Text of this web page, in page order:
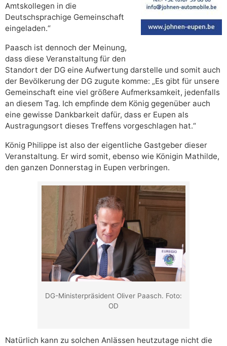
Amtskollegen in die
Deutschsprachige Gemeinschaft
eingeladen.“
Paasch ist dennoch der Meinung,
dass diese Veranstaltung für den
Standort der DG eine Aufwertung darstelle und somit auch
der Bevölkerung der DG zugute komme: „Es gibt für unsere
Gemeinschaft eine viel größere Aufmerksamkeit, jedenfalls
an diesem Tag. Ich empfinde dem König gegenüber auch
eine gewisse Dankbarkeit dafür, dass er Eupen als
Austragungsort dieses Treffens vorgeschlagen hat.“
König Philippe ist also der eigentliche Gastgeber dieser
Veranstaltung. Er wird somit, ebenso wie Königin Mathilde,
den ganzen Donnerstag in Eupen verbringen.
DG-Ministerpräsident Oliver Paasch. Foto:
OD
Natürlich kann zu solchen Anlässen heutzutage nicht die